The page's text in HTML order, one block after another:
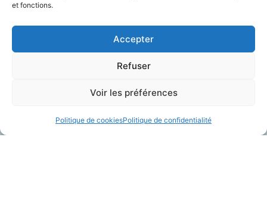
et fonctions.
Accepter
Refuser
Voir les préférences
Politique de cookiesPolitique de confidentialité